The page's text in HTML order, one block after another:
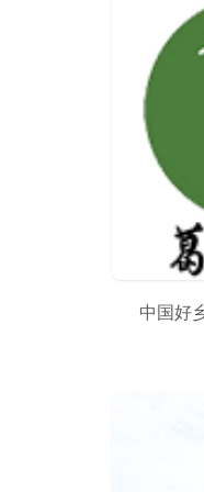
中国好